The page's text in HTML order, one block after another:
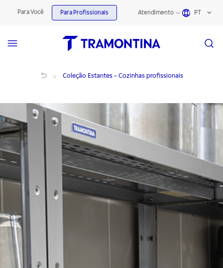
Para Você Para Profissionais Atendimento PT
Coleção Estantes - Cozinhas profissionais